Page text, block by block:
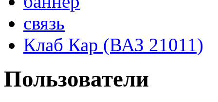
связь
Клаб Кар (ВАЗ 21011)
Пользователи